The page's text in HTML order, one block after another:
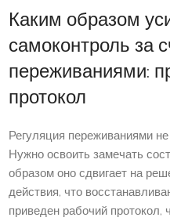
Каким образом
самоконтроль за
переживаниями:
протокол
Регуляция переживаниями
Нужно освоить замечать
образом оно сдвигает на
действия, что
приведен рабочий